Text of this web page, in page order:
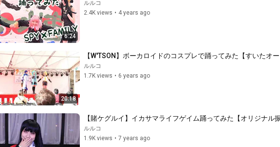
6:24
ルルコ
2.4K views • 4 years ago
20:18
【W'TSON】ボーカロイドのコスプレで踊ってみた【すいたオー
ルルコ
1.7K views • 6 years ago
【賭ケグルイ】イカサマライフゲイム踊ってみた【オリジナル振
ルルコ
1.9K views • 7 years ago